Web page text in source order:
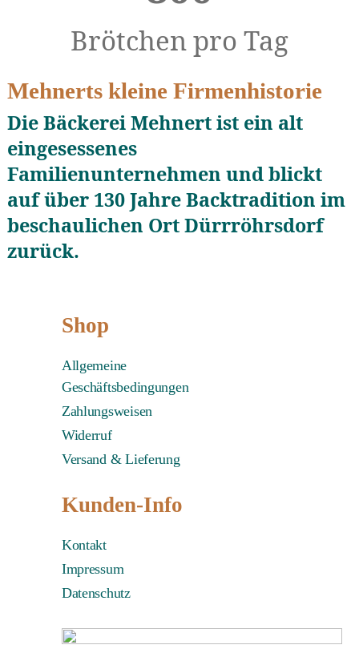
Brötchen pro Tag
Mehnerts kleine Firmenhistorie
Die Bäckerei Mehnert ist ein alt
eingesessenes
Familienunternehmen und blickt
auf über 130 Jahre Backtradition im
beschaulichen Ort Dürrröhrsdorf
zurück.
Shop
Allgemeine
Geschäftsbedingungen
Zahlungsweisen
Widerruf
Versand & Lieferung
Kunden-Info
Kontakt
Impressum
Datenschutz